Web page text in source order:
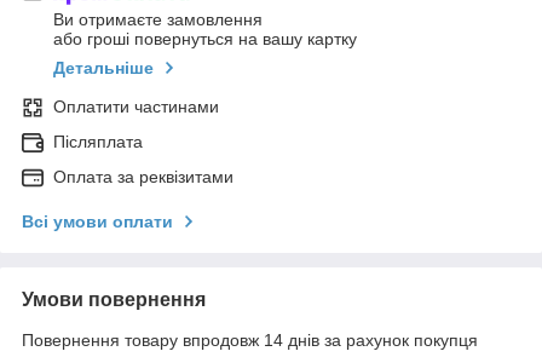
Ви отримаєте замовлення
або гроші повернуться на вашу картку
Детальніше
Оплатити частинами
Післяплата
Оплата за реквізитами
Всі умови оплати
Умови повернення
Повернення товару впродовж 14 днів за рахунок покупця